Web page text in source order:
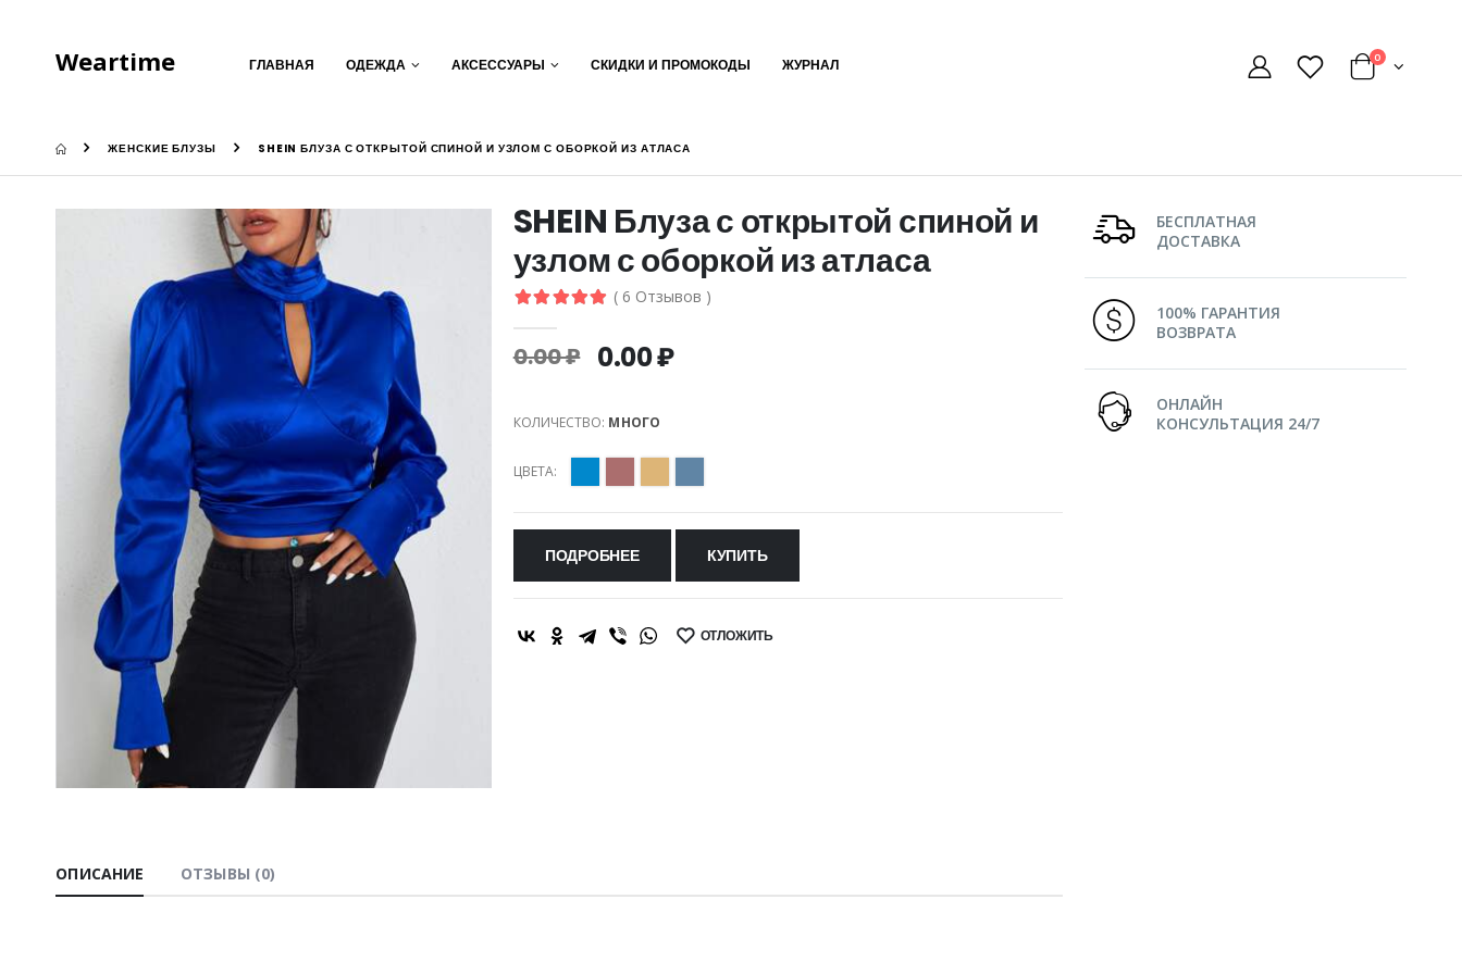
Weartime ГЛАВНАЯ ОДЕЖДА АКСЕССУАРЫ СКИДКИ И ПРОМОКОДЫ ЖУРНАЛ 0
ЖЕНСКИЕ БЛУЗЫ SHEIN БЛУЗА С ОТКРЫТОЙ СПИНОЙ И УЗЛОМ С ОБОРКОЙ ИЗ АТЛАСА
SHEIN Блуза с открытой спиной и
узлом с оборкой из атласа
( 6 Отзывов )
0.00 ₽ 0.00 ₽
КОЛИЧЕСТВО: МНОГО
ЦВЕТА:
ПОДРОБНЕЕ КУПИТЬ
SHARE: ОТЛОЖИТЬ
ОПИСАНИЕ ОТЗЫВЫ (0)
БЕСПЛАТНАЯ
ДОСТАВКА
100% ГАРАНТИЯ
ВОЗВРАТА
ОНЛАЙН
КОНСУЛЬТАЦИЯ 24/7